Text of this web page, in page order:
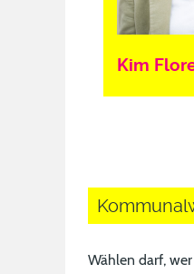
Kim
Wählen darf,